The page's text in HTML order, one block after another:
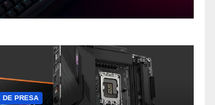
pentru
pe PC
DE PRESA